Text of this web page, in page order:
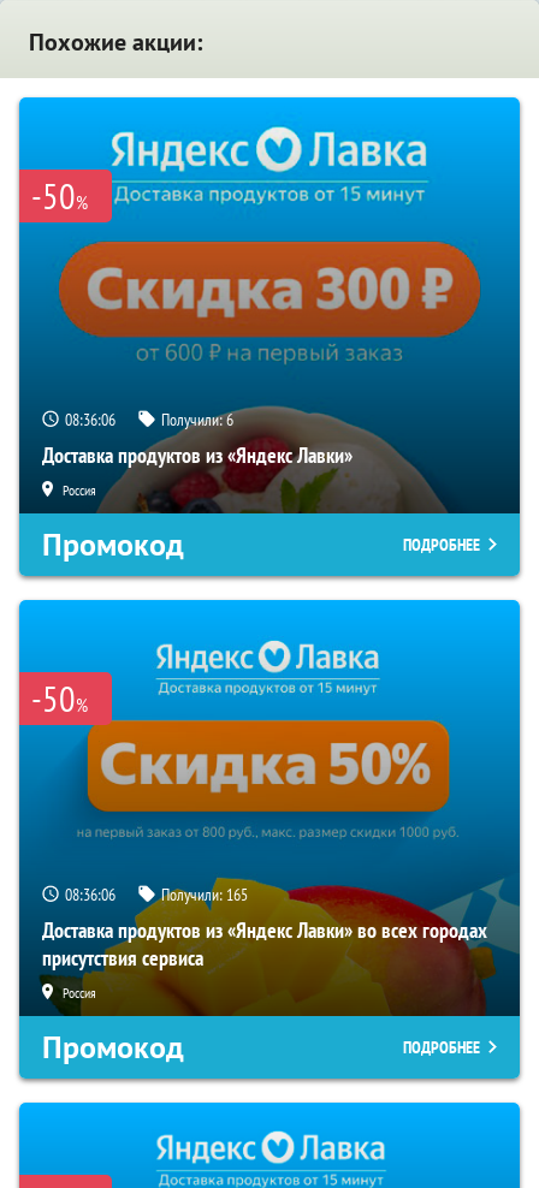
Похожие акции:
-50%
08:36:05 Получили:6
Доставка продуктов из «Яндекс Лавки»
Россия
Промокод ПОДРОБНЕЕ
-50%
08:36:05 Получили: 165
Доставка продуктов из «Яндекс Лавки» во всех городах
присутствия сервиса
Россия
Промокод ПОДРОБНЕЕ